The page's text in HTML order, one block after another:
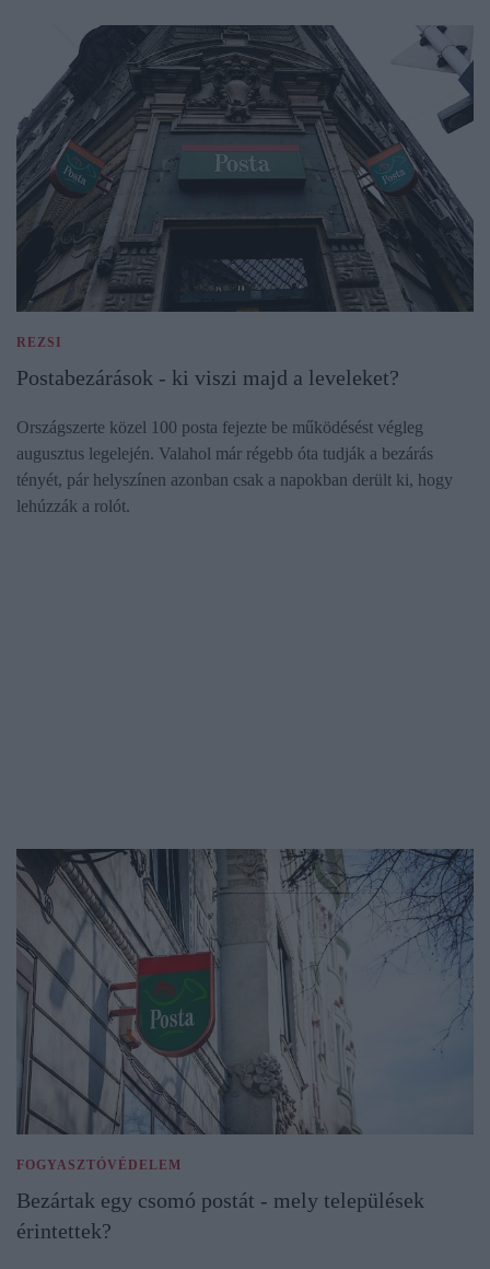
REZSI
Postabezárások - ki viszi majd a leveleket?
Országszerte közel 100 posta fejezte be működésést végleg
augusztus legelején. Valahol már régebb óta tudják a bezárás
tényét, pár helyszínen azonban csak a napokban derült ki, hogy
lehúzzák a rolót.
FOGYASZTÓVÉDELEM
Bezártak egy csomó postát - mely települések
érintettek?